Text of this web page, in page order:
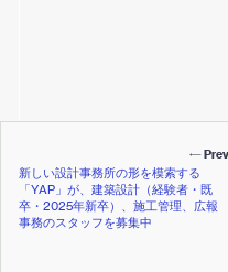
Prev
新しい設計事務所の形を模索する
「YAP」が、建築設計（経験者・既
卒・2025年新卒）、施工管理、広報
事務のスタッフを募集中